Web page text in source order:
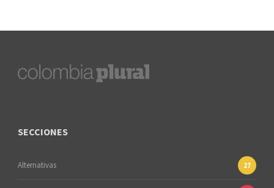
SECCIONES
Alternativas 27